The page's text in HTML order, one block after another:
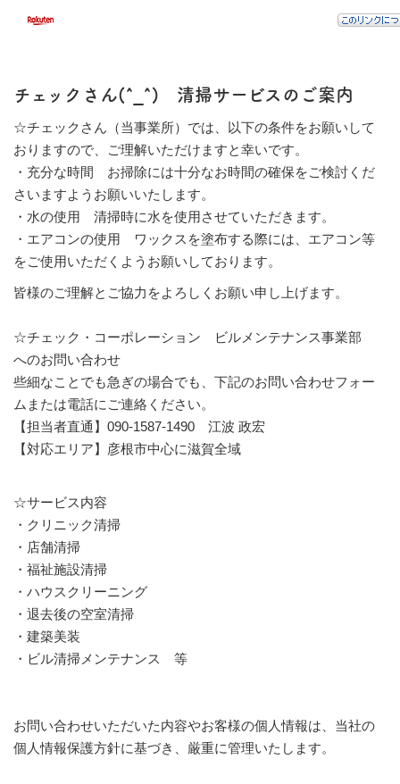
チェックさん(^_^) 清掃サービスのご案内
☆チェックさん（当事業所）では、以下の条件をお願いして
おりますので、ご理解いただけますと幸いです。
・充分な時間 お掃除には十分なお時間の確保をご検討くだ
さいますようお願いいたします。
・水の使用 清掃時に水を使用させていただきます。
・エアコンの使用
ワックスを塗布する際には、エアコン等
をご使用いただくようお願いしております。
皆様のご理解とご協力をよろしくお願い申し上げます。
☆チェック・コーポレーション ビルメンテナンス事業部
へのお問い合わせ
些細なことでも急ぎの場合でも、下記のお問い合わせフォー
ムまたは電話にご連絡ください。
【担当者直通】 090-1587-1490 江波 政宏
【対応エリア】 彦根市中心に滋賀全域
☆サービス内容
・クリニック清掃
・店舗清掃
・福祉施設清掃
・ハウスクリーニング
・退去後の空室清掃
・建築美装
・ビル清掃メンテナンス 等
お問い合わせいただいた内容やお客様の個人情報は、当社の
個人情報保護方針に基づき、厳重に管理いたします。